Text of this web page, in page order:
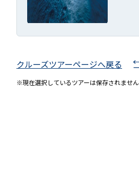
クルーズツアーページへ戻る
※現在選択しているツアーは保存されません